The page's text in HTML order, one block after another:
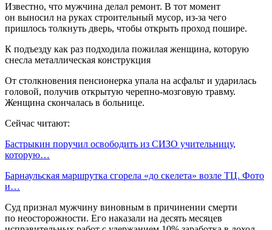
Известно, что мужчина делал ремонт. В тот момент
он выносил на руках строительный мусор, из-за чего
пришлось толкнуть дверь, чтобы открыть проход пошире.
К подъезду как раз подходила пожилая женщина, которую
снесла металлическая конструкция
От столкновения пенсионерка упала на асфальт и ударилась
головой, получив открытую черепно-мозговую травму.
Женщина скончалась в больнице.
Сейчас читают:
Бастрыкин поручил освободить из СИЗО учительницу,
которую…
Барнаульская маршрутка сгорела «до скелета» возле ТЦ. Фото
и…
Суд признал мужчину виновным в причинении смерти
по неосторожности. Его наказали на десять месяцев